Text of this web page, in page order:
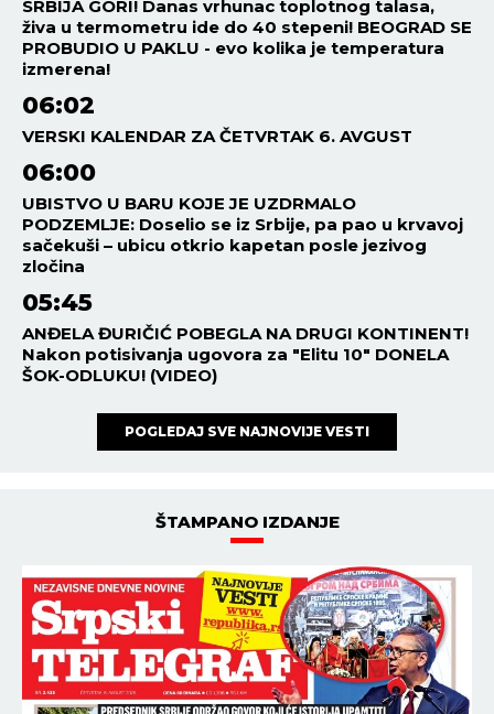
SRBIJA GORI! Danas vrhunac toplotnog talasa,
živa u termometru ide do 40 stepeni! BEOGRAD SE
PROBUDIO U PAKLU - evo kolika je temperatura
izmerena!
06:02
VERSKI KALENDAR ZA ČETVRTAK 6. AVGUST
06:00
UBISTVO U BARU KOJE JE UZDRMALO
PODZEMLJE: Doselio se iz Srbije, pa pao u krvavoj
sačekuši – ubicu otkrio kapetan posle jezivog
zločina
05:45
ANĐELA ĐURIČIĆ POBEGLA NA DRUGI KONTINENT!
Nakon potisivanja ugovora za "Elitu 10" DONELA
ŠOK-ODLUKU! (VIDEO)
POGLEDAJ SVE NAJNOVIJE VESTI
ŠTAMPANO IZDANJE